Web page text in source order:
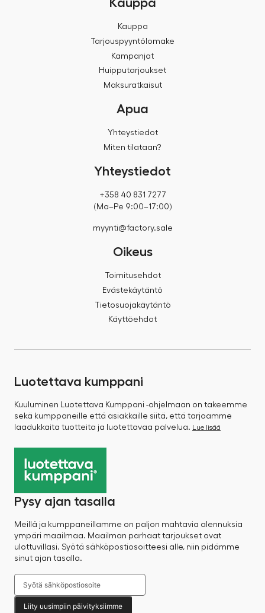
Kauppa
Kauppa
Tarjouspyyntölomake
Kampanjat
Huipputarjoukset
Maksuratkaisut
Apua
Yhteystiedot
Miten tilataan?
Yhteystiedot
+358 40 831 7277
(Ma–Pe 9:00–17:00)
myynti@factory.sale
Oikeus
Toimitusehdot
Evästekäytäntö
Tietosuojakäytäntö
Käyttöehdot
Luotettava kumppani
Kuuluminen Luotettava Kumppani -ohjelmaan on takeemme
sekä kumppaneille että asiakkaille siitä, että tarjoamme
laadukkaita tuotteita ja luotettavaa palvelua.
Lue lisää
Pysy ajan tasalla
Meillä ja kumppaneillamme on paljon mahtavia alennuksia
ympäri maailmaa. Maailman parhaat tarjoukset ovat
ulottuvillasi. Syötä sähköpostiosoitteesi alle, niin pidämme
sinut ajan tasalla.
Liity uusimpiin päivityksiimme